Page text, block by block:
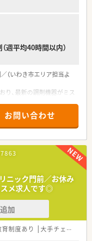
週平均40時間以内）
（いわき市エリア担当よ
り、最新の調剤機器がミス
方箋は面対応で1日に10枚
状況の店舗です。
から18時までとなってお
やすい環境です。
師は本来の業務に専念で
とじっくり向き合えます。
ており、組織体制強化と将
を積極的に募集していま
お問い合わせ
ニック門前／お休み
メ求人です◎
加
育制度あり 大手チェーン以外